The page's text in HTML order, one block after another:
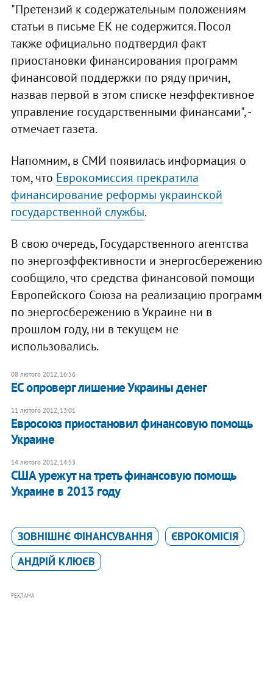
"Претензий к содержательным положениям
статьи в письме ЕК не содержится. Посол
также официально подтвердил факт
приостановки финансирования программ
финансовой поддержки по ряду причин,
назвав первой в этом списке неэффективное
управление государственными финансами", -
отмечает газета.
Напомним, в СМИ появилась информация о
том, что Еврокомиссия прекратила
финансирование реформы украинской
государственной службы.
В свою очередь, Государственного агентства
по энергоэффективности и энергосбережению
сообщило, что средства финансовой помощи
Европейского Союза на реализацию программ
по энергосбережению в Украине ни в
прошлом году, ни в текущем не
использовались.
08 лютого 2012, 16:56
ЕС опроверг лишение Украины денег
11 лютого 2012, 13:01
Евросоюз приостановил финансовую помощь
Украине
14 лютого 2012, 14:53
США урежут на треть финансовую помощь
Украине в 2013 году
ЗОВНІШНЄ ФІНАНСУВАННЯ
ЄВРОКОМІСІЯ
АНДРІЙ КЛЮЄВ
РЕКЛАМА